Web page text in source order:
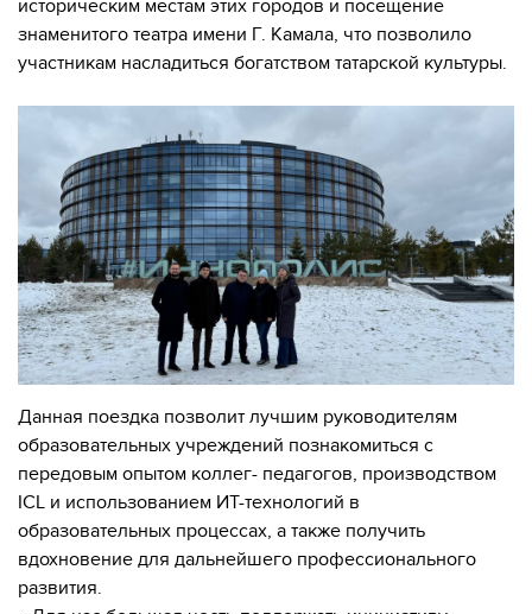
историческим местам этих городов и посещение
знаменитого театра имени Г. Камала, что позволило
участникам насладиться богатством татарской культуры.
Данная поездка позволит лучшим руководителям
образовательных учреждений познакомиться с
передовым опытом коллег- педагогов, производством
ICL и использованием ИТ-технологий в
образовательных процессах, а также получить
вдохновение для дальнейшего профессионального
развития.